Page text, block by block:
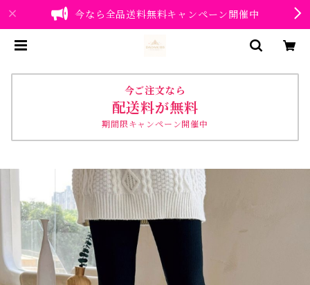
今なら全品送料無料キャンペーン開催中
今ご注文なら
配送料が無料
期間限キャンペーン開催中